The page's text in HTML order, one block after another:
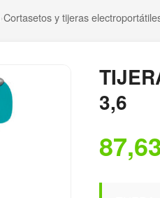
›Cortasetos y tijeras
3,6